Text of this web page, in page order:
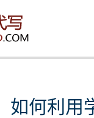
如何利用